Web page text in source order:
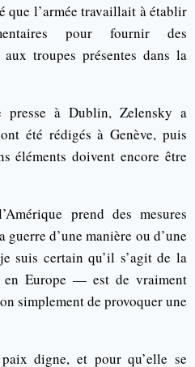
que l’armée travaillait à établir
pour fournir des
troupes présentes dans la
presse à Dublin, Zelensky a
été rédigés à Genève, puis
éléments doivent encore être
prend des mesures
d’une manière ou d’une
suis certain qu’il s’agit de la
en Europe — est de vraiment
simplement de provoquer une
digne, et pour qu’elle se